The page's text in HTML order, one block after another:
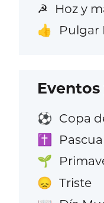
☭ Hoz y
👍 Pulgar
⚽ Copa
✝️ Pascua
🌱
😞 Triste